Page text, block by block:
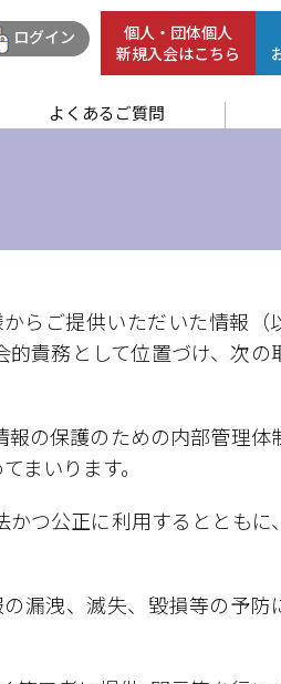
ログイン
個人・団体個人
新規入会はこちら
よくあるご質問
らご提供いただいた情報（
責務として位置づけ、次の
の保護のための内部管理体
まいります。
つ公正に利用するとともに
漏洩、滅失、毀損等の予防